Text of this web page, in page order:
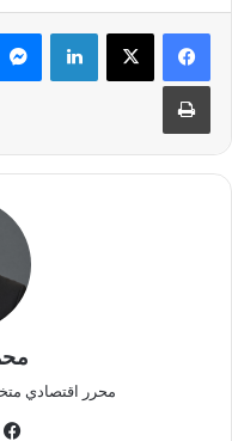
لينكدإن
طباعة
محرر اقتصادي